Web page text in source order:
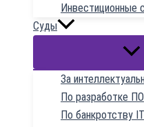
Инвестиционные
Суды
За
По разработке ПО
По банкротству